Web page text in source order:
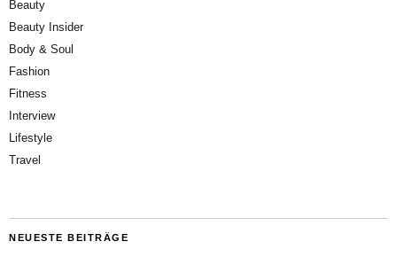
Beauty
Beauty Insider
Body & Soul
Fashion
Fitness
Interview
Lifestyle
Travel
NEUESTE BEITRÄGE